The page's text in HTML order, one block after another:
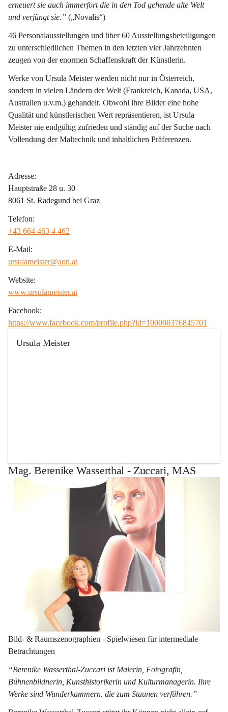
erneuert sie auch immerfort die in den Tod gehende alte Welt
und verjüngt sie.” („Novalis“)
46 Personalausstellungen und über 60 Ausstellungsbeteiligungen
zu unterschiedlichen Themen in den letzten vier Jahrzehnten
zeugen von der enormen Schaffenskraft der Künstlerin.
Werke von Ursula Meister werden nicht nur in Österreich,
sondern in vielen Ländern der Welt (Frankreich, Kanada, USA,
Australien u.v.m.) gehandelt. Obwohl ihre Bilder eine hohe
Qualität und künstlerischen Wert repräsentieren, ist Ursula
Meister nie endgültig zufrieden und ständig auf der Suche nach
Vollendung der Maltechnik und inhaltlichen Präferenzen.
Adresse:
Hauptstraße 28 u. 30
8061 St. Radegund bei Graz
Telefon:
+43 664 463 4 462
E-Mail:
ursulameister@aon.at
Website:
www.ursulameister.at
Facebook:
https://www.facebook.com/profile.php?id=100006376845701
Ursula Meister
Mag. Berenike Wasserthal - Zuccari, MAS
Bild- & Raumszenographien - Spielwiesen für intermediale
Betrachtungen
“Berenike Wasserthal-Zuccari ist Malerin, Fotografin,
Bühnenbildnerin, Kunsthistorikerin und Kulturmanagerin. Ihre
Werke sind Wunderkammern, die zum Staunen verführen.”